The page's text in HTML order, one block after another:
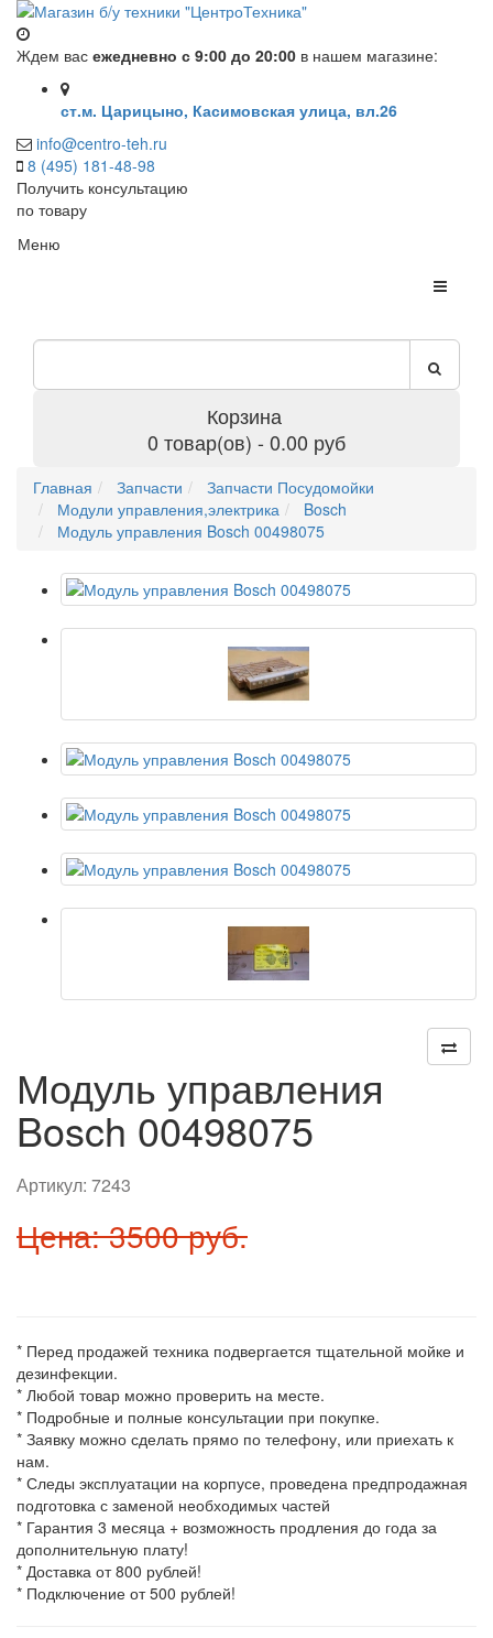
Ждем вас ежедневно с 9:00 до 20:00 в нашем магазине:
ст.м. Царицыно, Касимовская улица, вл.26
info@centro-teh.ru
8 (495) 181-48-98
Получить консультацию
по товару
Меню
Корзина
0 товар(ов) - 0.00 руб
Главная Запчасти
Запчасти Посудомойки
Модули управления,электрика
Bosch
Модуль управления Bosch 00498075
Модуль управления
Bosch 00498075
Артикул: 7243
Цена: 3500 руб.
* Перед продажей техника подвергается тщательной мойке и
дезинфекции.
* Любой товар можно проверить на месте.
* Подробные и полные консультации при покупке.
* Заявку можно сделать прямо по телефону, или приехать к
нам.
* Следы эксплуатации на корпусе, проведена предпродажная
подготовка с заменой необходимых частей
* Гарантия 3 месяца + возможность продления до года за
дополнительную плату!
* Доставка от 800 рублей!
* Подключение от 500 рублей!